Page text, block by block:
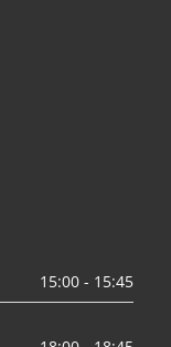
15:00 - 15:45